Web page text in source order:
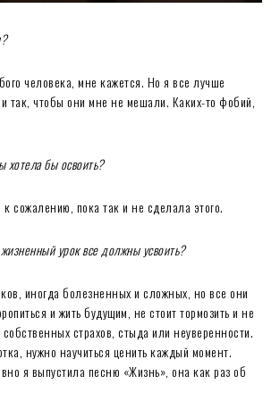
человека, мне кажется. Но я все лучше
так, чтобы они мне не мешали. Каких-то фобий,
хотела бы освоить?
к сожалению, пока так и не сделала этого.
урок все должны усвоить?
иногда болезненных и сложных, но все они
и жить будущим, не стоит тормозить и не
собственных страхов, стыда или неуверенности.
нужно научиться ценить каждый момент.
я выпустила песню «Жизнь», она как раз об